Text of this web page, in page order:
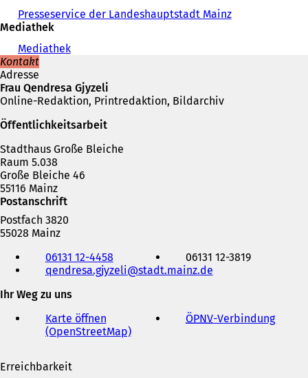
Presseservice der Landeshauptstadt Mainz
Mediathek
Mediathek
Kontakt
Adresse
Frau Qendresa Gjyzeli
Online-Redaktion, Printredaktion, Bildarchiv
Öffentlichkeitsarbeit
Stadthaus Große Bleiche
Raum 5.038
Große Bleiche 46
55116 Mainz
Postanschrift
Postfach 3820
55028 Mainz
Fax
und
Mail-
06131 12-4458
06131 12-3819
qendresa.gjyzeli
stadt.mainz de
Ihr Weg zu uns
Karte öffnen
(OpenStreetMap)(
ÖPNV-Verbindung(
Erreichbarkeit